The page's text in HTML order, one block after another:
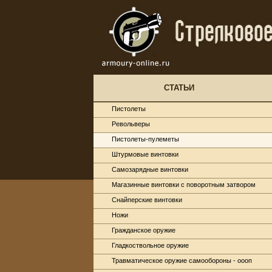
СТАТЬИ
Пистолеты
Револьверы
Пистолеты-пулеметы
Штурмовые винтовки
Самозарядные винтовки
Магазинные винтовки с поворотным затвором
Снайперские винтовки
Ножи
Гражданское оружие
Гладкоствольное оружие
Травматическое оружие самообороны - оооп